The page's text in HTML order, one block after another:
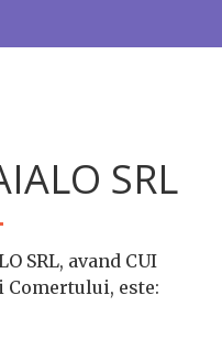
SRL
SRL, avand CUI
Comertului, este: